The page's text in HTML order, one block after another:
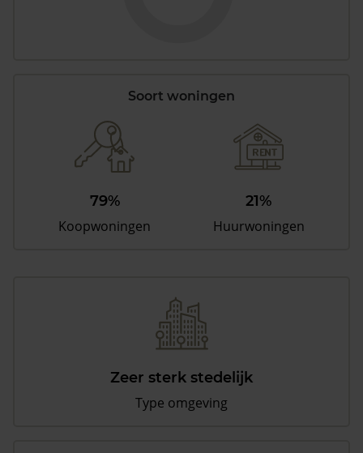
Soort woningen
79%
Koopwoningen
21%
Huurwoningen
Zeer sterk stedelijk
Type omgeving